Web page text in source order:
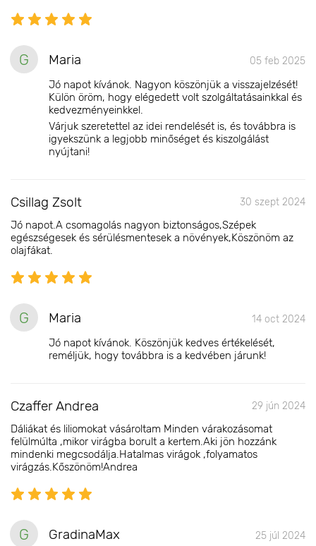
G Maria 05 feb 2025
Jó napot kívánok. Nagyon köszönjük a visszajelzését!
Külön öröm, hogy elégedett volt szolgáltatásainkkal és
kedvezményeinkkel.
Várjuk szeretettel az idei rendelését is, és továbbra is
igyekszünk a legjobb minőséget és kiszolgálást
nyújtani!
Csillag Zsolt 30 szept 2024
Jó napot.A csomagolás nagyon biztonságos,Szépek
egészségesek és sérülésmentesek a növények,Köszönöm az
olajfákat.
G Maria 14 oct 2024
Jó napot kívánok. Köszönjük kedves értékelését,
reméljük, hogy továbbra is a kedvében járunk!
Czaffer Andrea 29 jún 2024
Dáliákat és liliomokat vásároltam Minden várakozásomat
felülmúlta ,mikor virágba borult a kertem.Aki jön hozzánk
mindenki megcsodálja.Hatalmas virágok ,folyamatos
virágzás.Kőszönöm!Andrea
G GradinaMax 25 júl 2024